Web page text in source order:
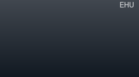
EHU